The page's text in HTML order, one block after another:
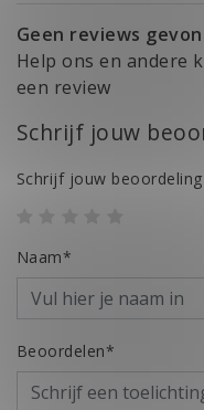
Geen reviews
Help ons en andere
een review
Schrijf jouw
Schrijf jouw beoordeling
Naam*
Beoordelen*